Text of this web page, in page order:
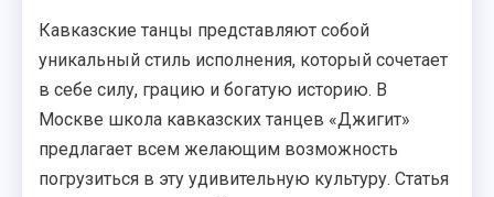
Кавказские танцы представляют собой
уникальный стиль исполнения, который сочетает
в себе силу, грацию и богатую историю. В
Москве школа кавказских танцев «Джигит»
предлагает всем желающим возможность
погрузиться в эту удивительную культуру. Статья